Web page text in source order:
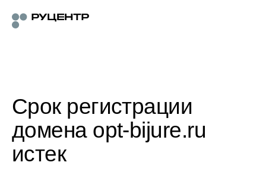
Срок регистрации
домена opt-bijure.ru
истек